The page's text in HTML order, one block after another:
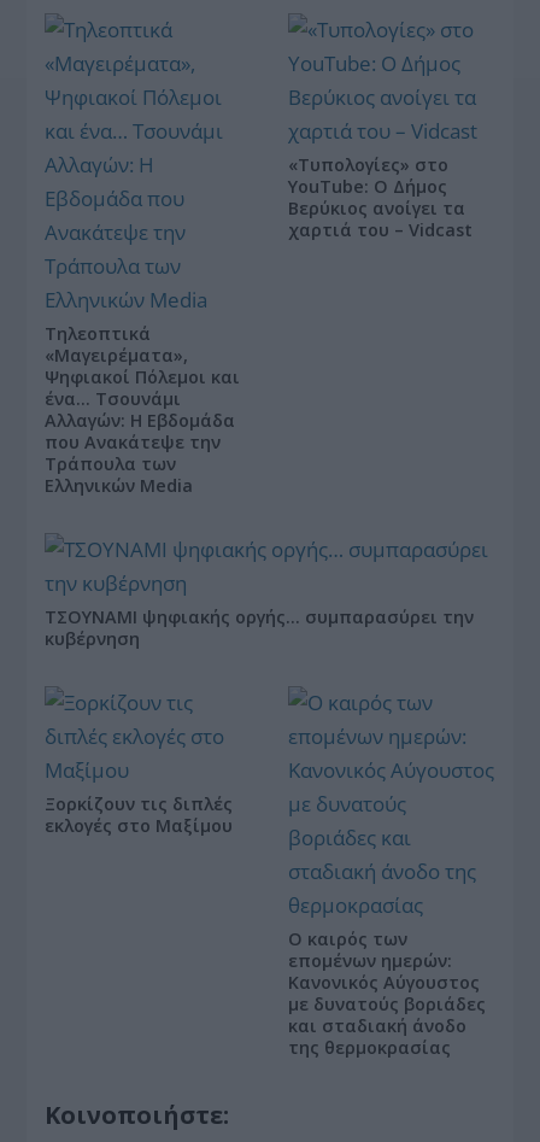
Τηλεοπτικά
«Μαγειρέματα»,
Ψηφιακοί Πόλεμοι και
ένα… Τσουνάμι
Αλλαγών: Η Εβδομάδα
που Ανακάτεψε την
Τράπουλα των
Ελληνικών Media
«Τυπολογίες» στο
YouTube: Ο Δήμος
Βερύκιος ανοίγει τα
χαρτιά του – Vidcast
ΤΣΟΥΝΑΜΙ ψηφιακής οργής… συμπαρασύρει την
κυβέρνηση
Ξορκίζουν τις διπλές
εκλογές στο Μαξίμου
Ο καιρός των
επομένων ημερών:
Κανονικός Αύγουστος
με δυνατούς βοριάδες
και σταδιακή άνοδο
της θερμοκρασίας
Κοινοποιήστε: